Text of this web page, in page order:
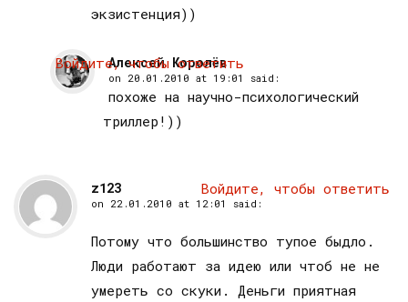
экзистенция))
Алексей Королёв
on 20.01.2010 at 19:01 said:
похоже на научно-психологический
триллер!))
Войдите, чтобы ответить
z123
on 22.01.2010 at 12:01 said:
Потому что большинство тупое быдло.
Люди работают за идею или чтоб не не
умереть со скуки. Деньги приятная
Войдите, чтобы ответить